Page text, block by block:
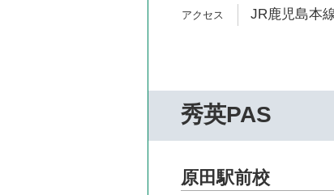
JR鹿児島本
秀英PAS
原田駅前校